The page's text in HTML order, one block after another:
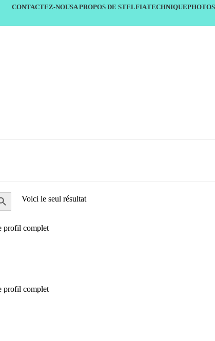
CONTACTEZ-NOUSA PROPOS DE STELFIATECHNIQUEPHOTOS
Voici le seul résultat